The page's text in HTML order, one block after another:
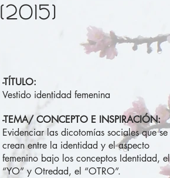
(2015)
-TÍTULO:
Vestido identidad femenina
-TEMA/ CONCEPTO E INSPIRACIÓN:
Evidenciar las dicotomías sociales que se
crean entre la identidad y el aspecto
femenino bajo los conceptos Identidad, el
“YO” y Otredad, el “OTRO”.